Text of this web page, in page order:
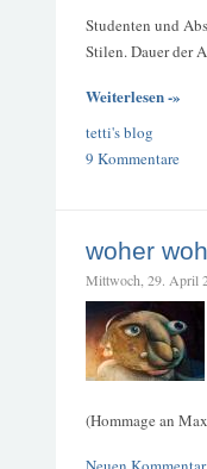
Studenten und
Stilen. Dauer der
Weiterlesen -»
tetti's blog
9 Kommentare
woher
Mittwoch, 29. April
(Hommage an